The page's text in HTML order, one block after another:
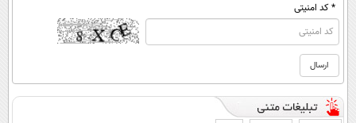
* کد امنیتی